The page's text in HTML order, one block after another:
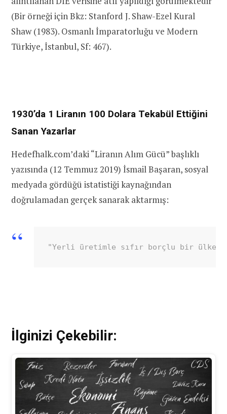
(Bir örneği için Bkz: Stanford J. Shaw-Ezel Kural
Shaw (1983). Osmanlı İmparatorluğu ve Modern
Türkiye, İstanbul, Sf: 467).
1930’da 1 Liranın 100 Dolara Tekabül Ettiğini
Sanan Yazarlar
Hedefhalk.com’daki “Liranın Alım Gücü” başlıklı
yazısında (12 Temmuz 2019) İsmail Başaran, sosyal
medyada gördüğü istatistiği kaynağından
doğrulamadan gerçek sanarak aktarmış:
"Yerli üretimle sıfır borçlu bir ülke
İlginizi Çekebilir: